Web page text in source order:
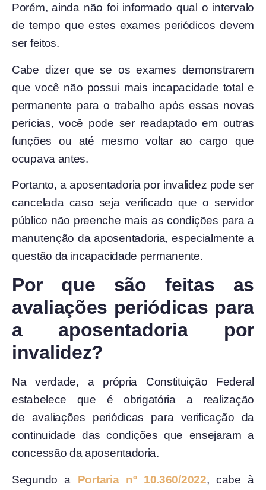
Porém, ainda não foi informado qual o intervalo
de tempo que estes exames periódicos devem
ser feitos.
Cabe dizer que se os exames demonstrarem
que você não possui mais incapacidade total e
permanente para o trabalho após essas novas
perícias, você pode ser readaptado em outras
funções ou até mesmo voltar ao cargo que
ocupava antes.
Portanto, a aposentadoria por invalidez pode ser
cancelada caso seja verificado que o servidor
público não preenche mais as condições para a
manutenção da aposentadoria, especialmente a
questão da incapacidade permanente.
Por que são feitas as
avaliações periódicas para
a aposentadoria por
invalidez?
Na verdade, a própria Constituição Federal
estabelece que é obrigatória a realização
de avaliações periódicas para verificação da
continuidade das condições que ensejaram a
concessão da aposentadoria.
Segundo a Portaria nº 10.360/2022, cabe à